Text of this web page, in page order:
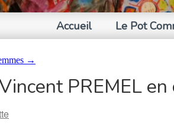
Accueil Le Pot
→
PREMEL